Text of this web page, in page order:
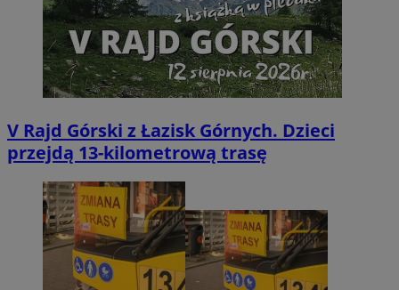
V Rajd Górski z Łazisk Górnych. Dzieci
przejdą 13-kilometrową trasę